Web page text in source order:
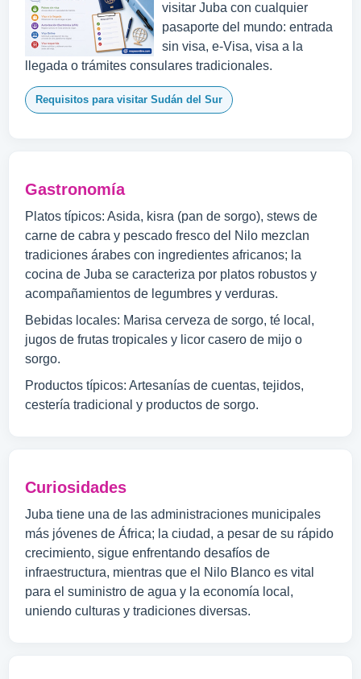
visitar Juba con cualquier
pasaporte del mundo: entrada
sin visa, e-Visa, visa a la
llegada o trámites consulares tradicionales.
Requisitos para visitar Sudán del Sur
Gastronomía
Platos típicos: Asida, kisra (pan de sorgo), stews de
carne de cabra y pescado fresco del Nilo mezclan
tradiciones árabes con ingredientes africanos; la
cocina de Juba se caracteriza por platos robustos y
acompañamientos de legumbres y verduras.
Bebidas locales: Marisa cerveza de sorgo, té local,
jugos de frutas tropicales y licor casero de mijo o
sorgo.
Productos típicos: Artesanías de cuentas, tejidos,
cestería tradicional y productos de sorgo.
Curiosidades
Juba tiene una de las administraciones municipales
más jóvenes de África; la ciudad, a pesar de su rápido
crecimiento, sigue enfrentando desafíos de
infraestructura, mientras que el Nilo Blanco es vital
para el suministro de agua y la economía local,
uniendo culturas y tradiciones diversas.